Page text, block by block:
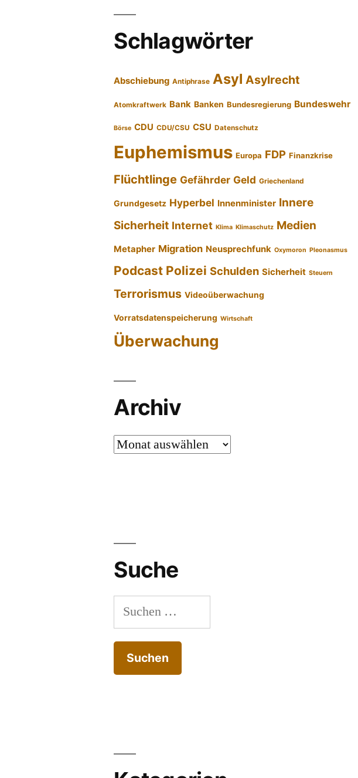
Schlagwörter
Abschiebung Antiphrase Asyl Asylrecht
Atomkraftwerk Bank Banken Bundesregierung Bundeswehr
Börse CDU CDU/CSU CSU Datenschutz
Euphemismus Europa FDP Finanzkrise
Flüchtlinge Gefährder Geld Griechenland
Grundgesetz Hyperbel Innenminister Innere
Sicherheit Internet Klima Klimaschutz Medien
Metapher Migration Neusprechfunk Oxymoron Pleonasmus
Podcast Polizei Schulden Sicherheit Steuern
Terrorismus Videoüberwachung
Vorratsdatenspeicherung Wirtschaft
Überwachung
Archiv
Archiv
Suche
Suchen
nach: